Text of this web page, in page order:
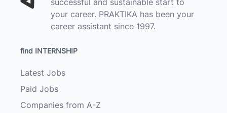
successful and sustainable start to
your career. PRAKTIKA has been your
career assistant since 1997.
find INTERNSHIP
Latest Jobs
Paid Jobs
Companies from A-Z